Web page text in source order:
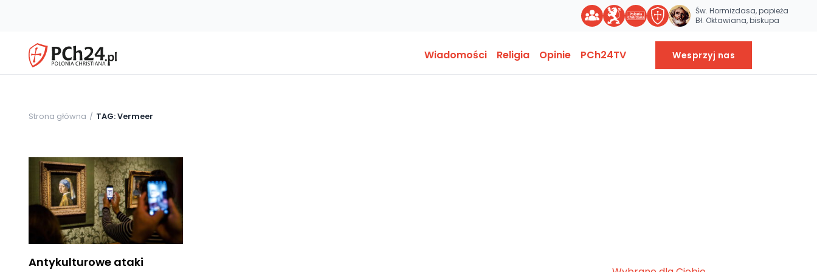
Św. Hormizdasa, papieża
Bł. Oktawiana, biskupa
Wiadomości Religia Opinie PCh24TV Wesprzyj nas
Strona główna TAG: Vermeer
Antykulturowe ataki